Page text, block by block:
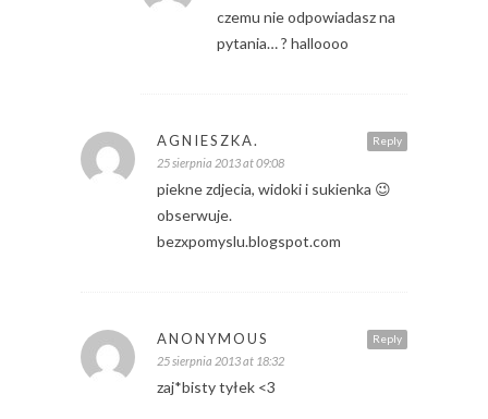
czemu nie odpowiadasz na
pytania… ? halloooo
Reply
AGNIESZKA.
25 sierpnia 2013 at 09:08
piekne zdjecia, widoki i sukienka 😉
obserwuje.
bezxpomyslu.blogspot.com
Reply
ANONYMOUS
25 sierpnia 2013 at 18:32
zaj*bisty tyłek <3